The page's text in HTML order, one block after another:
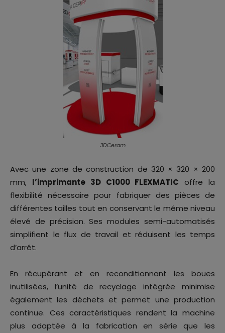
3DCeram
Avec une zone de construction de 320 × 320 × 200
mm, l’imprimante 3D C1000 FLEXMATIC offre la
flexibilité nécessaire pour fabriquer des pièces de
différentes tailles tout en conservant le même niveau
élevé de précision. Ses modules semi-automatisés
simplifient le flux de travail et réduisent les temps
d’arrêt.
En récupérant et en reconditionnant les boues
inutilisées, l’unité de recyclage intégrée minimise
également les déchets et permet une production
continue. Ces caractéristiques rendent la machine
plus adaptée à la fabrication en série que les